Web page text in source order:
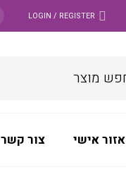
LOGIN / REGISTER
אזור אישי צור קשר